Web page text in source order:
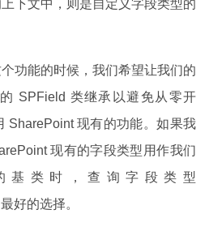
下文中，则是自定义字段类型的
功能的时候，我们希望让我们的
SPField 类继承以避免从零开
SharePoint 现有的功能。如果我
现有的字段类型用作我们
基类时，查询字段类型
好的选择。